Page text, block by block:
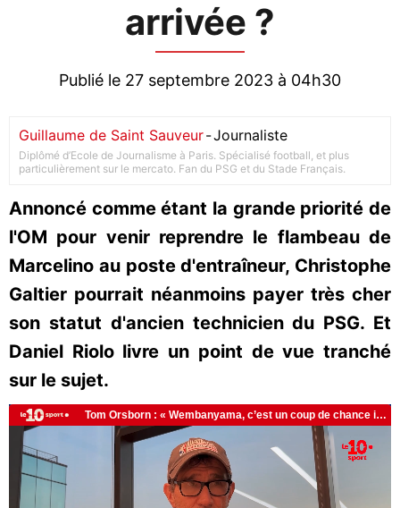
arrivée ?
Publié le 27 septembre 2023 à 04h30
Guillaume de Saint Sauveur-Journaliste
Diplômé d’Ecole de Journalisme à Paris. Spécialisé football, et plus
particulièrement sur le mercato. Fan du PSG et du Stade Français.
Annoncé comme étant la grande priorité de
l'OM pour venir reprendre le flambeau de
Marcelino au poste d'entraîneur, Christophe
Galtier pourrait néanmoins payer très cher
son statut d'ancien technicien du PSG. Et
Daniel Riolo livre un point de vue tranché
sur le sujet.